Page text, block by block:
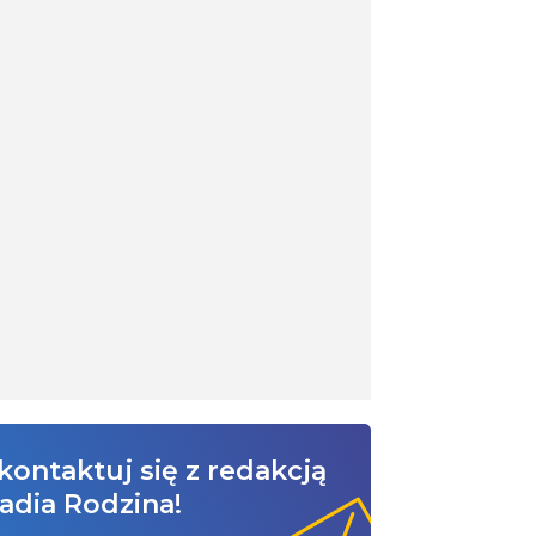
się z redakcją
Rodzina!